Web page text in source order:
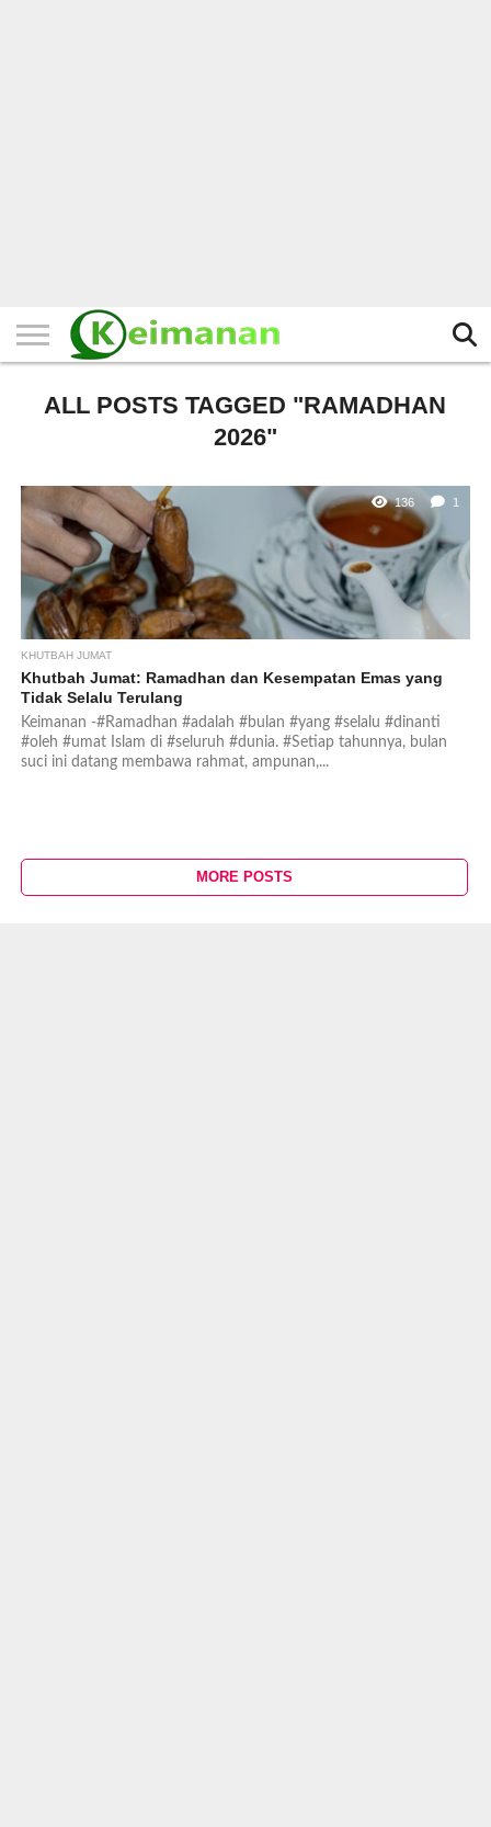
ALL POSTS TAGGED "RAMADHAN
2026"
136 1
KHUTBAH JUMAT
Khutbah Jumat: Ramadhan dan Kesempatan Emas yang
Tidak Selalu Terulang
Keimanan -#Ramadhan #adalah #bulan #yang #selalu #dinanti
#oleh #umat Islam di #seluruh #dunia. #Setiap tahunnya, bulan
suci ini datang membawa rahmat, ampunan,...
MORE POSTS